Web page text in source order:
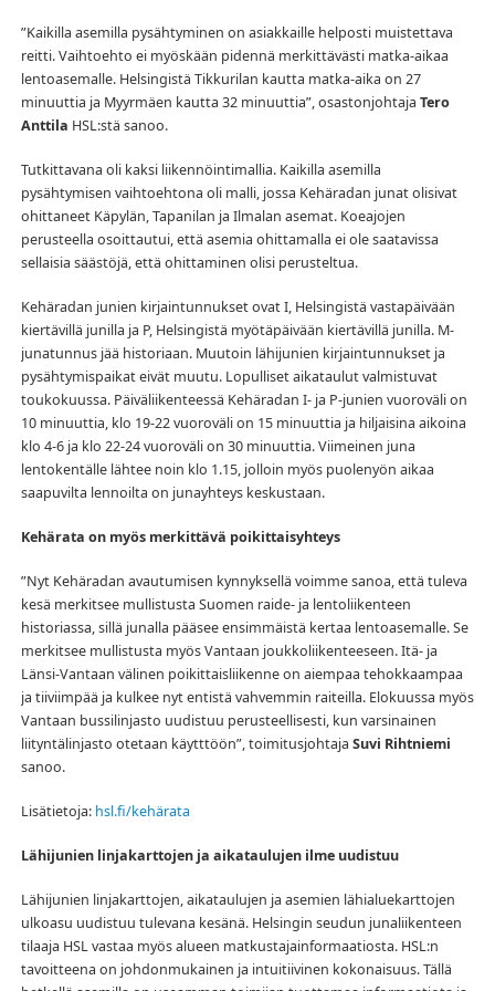
”Kaikilla asemilla pysähtyminen on asiakkaille helposti muistettava
reitti. Vaihtoehto ei myöskään pidennä merkittävästi matka-aikaa
lentoasemalle. Helsingistä Tikkurilan kautta matka-aika on 27
minuuttia ja Myyrmäen kautta 32 minuuttia”, osastonjohtaja Tero
Anttila HSL:stä sanoo.
Tutkittavana oli kaksi liikennöintimallia. Kaikilla asemilla
pysähtymisen vaihtoehtona oli malli, jossa Kehäradan junat olisivat
ohittaneet Käpylän, Tapanilan ja Ilmalan asemat. Koeajojen
perusteella osoittautui, että asemia ohittamalla ei ole saatavissa
sellaisia säästöjä, että ohittaminen olisi perusteltua.
Kehäradan junien kirjaintunnukset ovat I, Helsingistä vastapäivään
kiertävillä junilla ja P, Helsingistä myötäpäivään kiertävillä junilla. M-
junatunnus jää historiaan. Muutoin lähijunien kirjaintunnukset ja
pysähtymispaikat eivät muutu. Lopulliset aikataulut valmistuvat
toukokuussa. Päiväliikenteessä Kehäradan I- ja P-junien vuoroväli on
10 minuuttia, klo 19-22 vuoroväli on 15 minuuttia ja hiljaisina aikoina
klo 4-6 ja klo 22-24 vuoroväli on 30 minuuttia. Viimeinen juna
lentokentälle lähtee noin klo 1.15, jolloin myös puolenyön aikaa
saapuvilta lennoilta on junayhteys keskustaan.
Kehärata on myös merkittävä poikittaisyhteys
”Nyt Kehäradan avautumisen kynnyksellä voimme sanoa, että tuleva
kesä merkitsee mullistusta Suomen raide- ja lentoliikenteen
historiassa, sillä junalla pääsee ensimmäistä kertaa lentoasemalle. Se
merkitsee mullistusta myös Vantaan joukkoliikenteeseen. Itä- ja
Länsi-Vantaan välinen poikittaisliikenne on aiempaa tehokkaampaa
ja tiiviimpää ja kulkee nyt entistä vahvemmin raiteilla. Elokuussa myös
Vantaan bussilinjasto uudistuu perusteellisesti, kun varsinainen
liityntälinjasto otetaan käytttöön”, toimitusjohtaja Suvi Rihtniemi
sanoo.
Lisätietoja:hsl.fi/kehärata
Lähijunien linjakarttojen ja aikataulujen ilme uudistuu
Lähijunien linjakarttojen, aikataulujen ja asemien lähialuekarttojen
ulkoasu uudistuu tulevana kesänä. Helsingin seudun junaliikenteen
tilaaja HSL vastaa myös alueen matkustajainformaatiosta. HSL:n
tavoitteena on johdonmukainen ja intuitiivinen kokonaisuus. Tällä